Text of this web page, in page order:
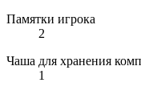
Памятки игрока
2
Чаша для хранения
1